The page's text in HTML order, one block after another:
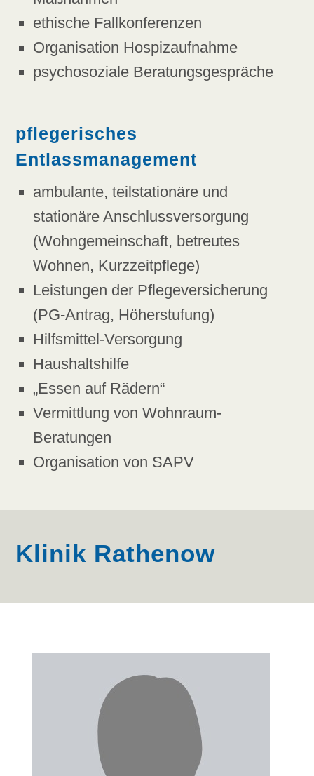
ethische Fallkonferenzen
Organisation Hospizaufnahme
psychosoziale Beratungsgespräche
pflegerisches
Entlassmanagement
ambulante, teilstationäre und
stationäre Anschlussversorgung
(Wohngemeinschaft, betreutes
Wohnen, Kurzzeitpflege)
Leistungen der Pflegeversicherung
(PG-Antrag, Höherstufung)
Hilfsmittel-Versorgung
Haushaltshilfe
„Essen auf Rädern“
Vermittlung von Wohnraum-
Beratungen
Organisation von SAPV
Klinik Rathenow